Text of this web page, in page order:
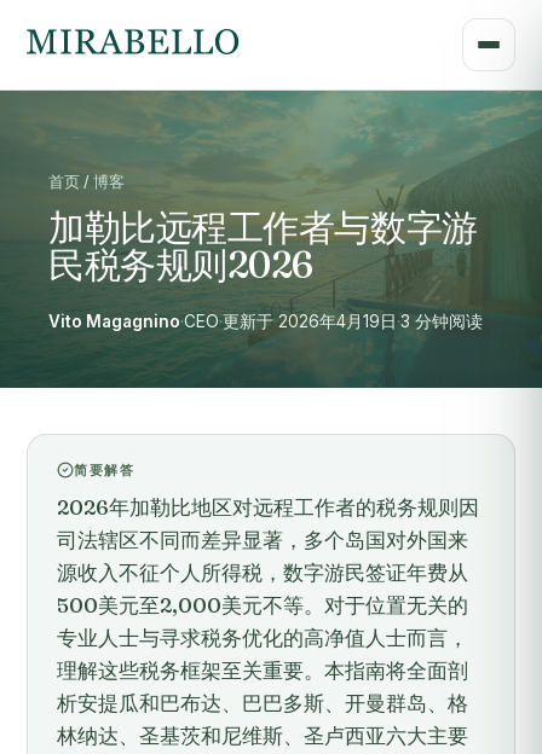
首页 / 博客
加勒比远程工作者与数字游
民税务规则2026
Vito Magagnino·CEO·更新于 2026年4月19日·3 分钟阅读
简要解答
2026年加勒比地区对远程工作者的税务规则因
司法辖区不同而差异显著，多个岛国对外国来
源收入不征个人所得税，数字游民签证年费从
500美元至2,000美元不等。对于位置无关的
专业人士与寻求税务优化的高净值人士而言，
理解这些税务框架至关重要。本指南将全面剖
析安提瓜和巴布达、巴巴多斯、开曼群岛、格
林纳达、圣基茨和尼维斯、圣卢西亚六大主要